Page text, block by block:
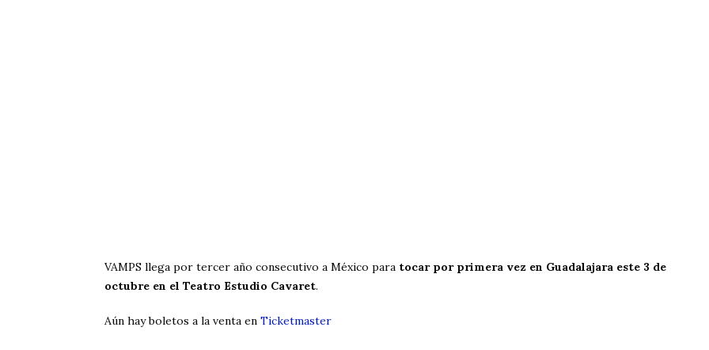
VAMPS llega por tercer año consecutivo a México para tocar por primera vez en Guadalajara este 3 de
octubre en el Teatro Estudio Cavaret.
Aún hay boletos a la venta en Ticketmaster